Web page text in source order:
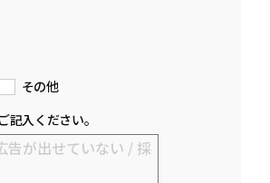
その他
入ください。